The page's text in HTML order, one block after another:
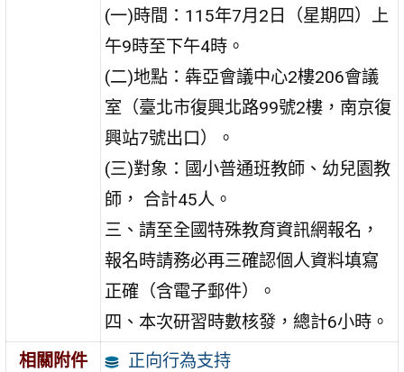
(一)時間：115年7月2日（星期四）上
午9時至下午4時。
(二)地點：犇亞會議中心2樓206會議
室（臺北市復興北路99號2樓，南京復
興站7號出口）。
(三)對象：國小普通班教師、幼兒園教
師， 合計45人。
三、請至全國特殊教育資訊網報名，
報名時請務必再三確認個人資料填寫
正確（含電子郵件）。
四、本次研習時數核發，總計6小時。
相關附件
正向行為支持